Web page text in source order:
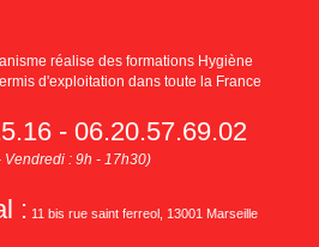
réalise des formations Hygiène
d'exploitation dans toute la France
- 06.20.57.69.02
Vendredi : 9h - 17h30)
: 11 bis rue saint ferreol, 13001 Marseille